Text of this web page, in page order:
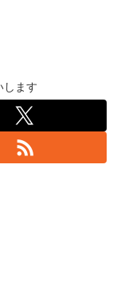
します